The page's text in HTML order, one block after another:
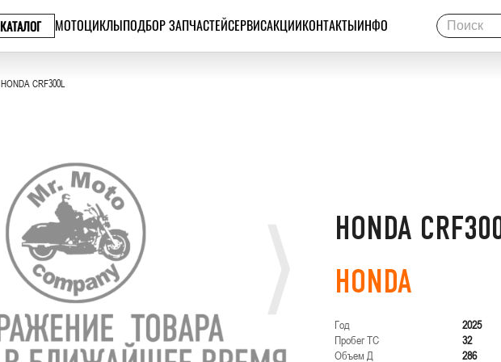
КАТАЛОГ МОТОЦИКЛЫПОДБОР ЗАПЧАСТЕЙСЕРВИСАКЦИИКОНТАКТЫИНФО
HONDA CRF300L
HONDA
HONDA
Год
2025
Пробег ТС
32
Объем Д
286